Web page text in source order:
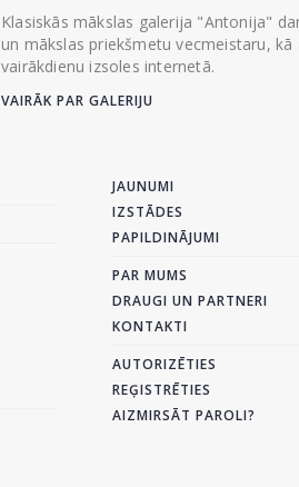
Klasiskās mākslas galerija "Antonija"
un mākslas priekšmetu vecmeistaru,
vairākdienu izsoles internetā.
VAIRĀK PAR GALERIJU
JAUNUMI
IZSTĀDES
PAPILDINĀJUMI
PAR MUMS
DRAUGI UN PARTNERI
KONTAKTI
AUTORIZĒTIES
REĢISTRĒTIES
AIZMIRSĀT PAROLI?